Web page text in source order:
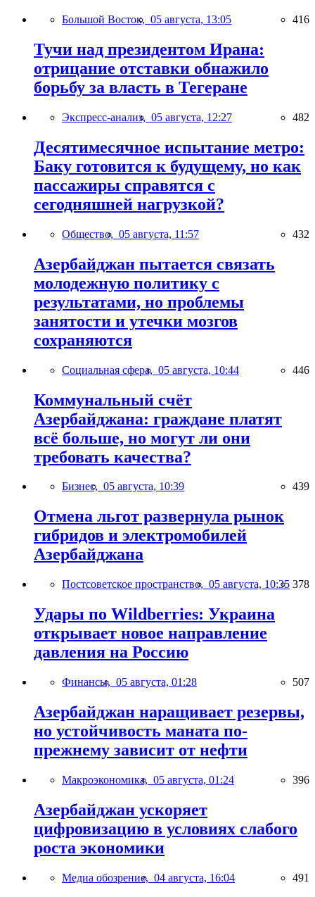
Большой Восток, 05 августа, 13:05 416
Тучи над президентом Ирана:
отрицание отставки обнажило
борьбу за власть в Тегеране
Экспресс-анализ, 05 августа, 12:27 482
Десятимесячное испытание метро:
Баку готовится к будущему, но как
пассажиры справятся с
сегодняшней нагрузкой?
Общество, 05 августа, 11:57 432
Азербайджан пытается связать
молодежную политику с
результатами, но проблемы
занятости и утечки мозгов
сохраняются
Социальная сфера, 05 августа, 10:44 446
Коммунальный счёт
Азербайджана: граждане платят
всё больше, но могут ли они
требовать качества?
Бизнес, 05 августа, 10:39 439
Отмена льгот развернула рынок
гибридов и электромобилей
Азербайджана
Постсоветское пространство, 05 августа, 10:35 378
Удары по Wildberries: Украина
открывает новое направление
давления на Россию
Финансы, 05 августа, 01:28 507
Азербайджан наращивает резервы,
но устойчивость маната по-
прежнему зависит от нефти
Макроэкономика, 05 августа, 01:24 396
Азербайджан ускоряет
цифровизацию в условиях слабого
роста экономики
Медиа обозрение, 04 августа, 16:04 491